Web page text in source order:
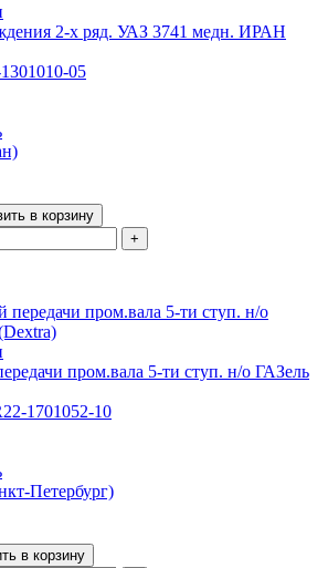
2-х ряд. УАЗ 3741 медн. ИРАН
05
в корзину
+
пром.вала 5-ти ступ. н/о ГАЗель
1701052-10
Петербург)
в корзину